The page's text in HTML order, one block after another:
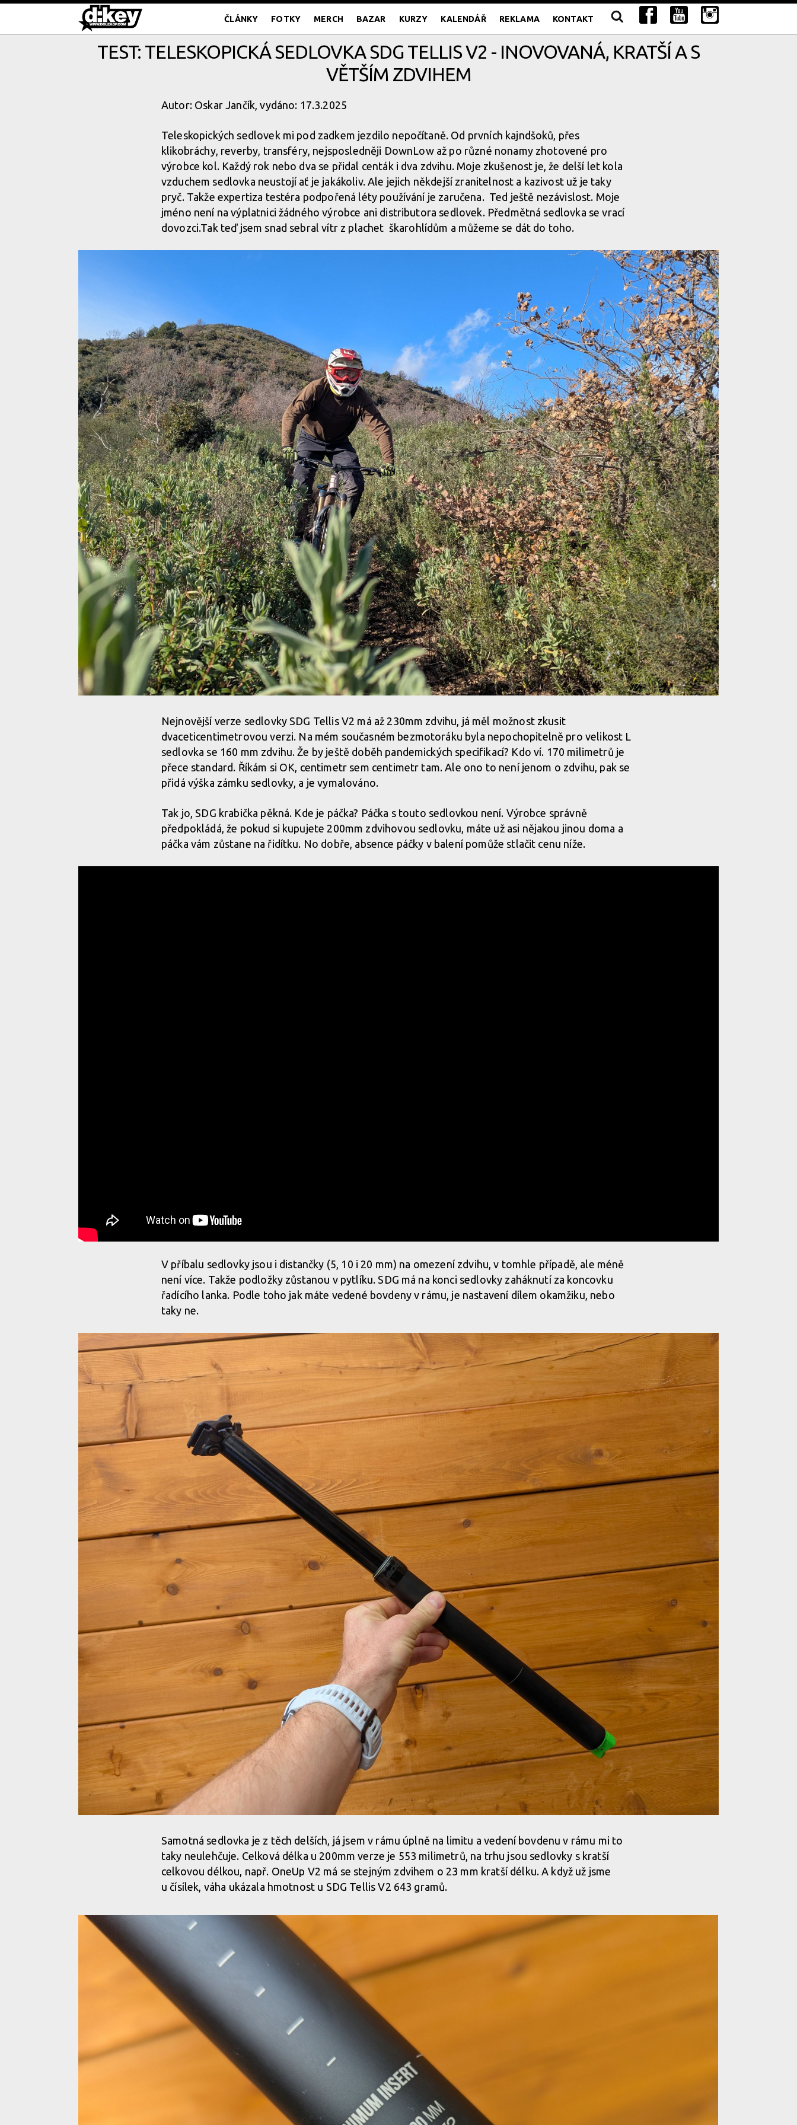
ČLÁNKY FOTKY MERCH BAZAR KURZY KALENDÁŘ REKLAMA KONTAKT
TEST: TELESKOPICKÁ SEDLOVKA SDG TELLIS V2 - INOVOVANÁ, KRATŠÍ A S
VĚTŠÍM ZDVIHEM
Autor: Oskar Jančík, vydáno: 17.3.2025
Teleskopických sedlovek mi pod zadkem jezdilo nepočítaně. Od prvních kajndšoků, přes
klikobráchy, reverby, transféry, nejsposledněji DownLow až po různé nonamy zhotovené pro
výrobce kol. Každý rok nebo dva se přidal centák i dva zdvihu. Moje zkušenost je, že delší let kola
vzduchem sedlovka neustojí ať je jakákoliv. Ale jejich někdejší zranitelnost a kazivost už je taky
pryč. Takže expertiza testéra podpořená léty používání je zaručena. Ted ještě nezávislost. Moje
jméno není na výplatnici žádného výrobce ani distributora sedlovek. Předmětná sedlovka se vrací
dovozci.Tak teď jsem snad sebral vítr z plachet škarohlídům a můžeme se dát do toho.
Nejnovější verze sedlovky SDG Tellis V2 má až 230mm zdvihu, já měl možnost zkusit
dvaceticentimetrovou verzi. Na mém současném bezmotoráku byla nepochopitelně pro velikost L
sedlovka se 160 mm zdvihu. Že by ještě doběh pandemických specifikací? Kdo ví. 170 milimetrů je
přece standard. Říkám si OK, centimetr sem centimetr tam. Ale ono to není jenom o zdvihu, pak se
přidá výška zámku sedlovky, a je vymalováno.
Tak jo, SDG krabička pěkná. Kde je páčka? Páčka s touto sedlovkou není. Výrobce správně
předpokládá, že pokud si kupujete 200mm zdvihovou sedlovku, máte už asi nějakou jinou doma a
páčka vám zůstane na řidítku. No dobře, absence páčky v balení pomůže stlačit cenu níže.
V příbalu sedlovky jsou i distančky (5, 10 i 20 mm) na omezení zdvihu, v tomhle případě, ale méně
není více. Takže podložky zůstanou v pytlíku. SDG má na konci sedlovky zaháknutí za koncovku
řadícího lanka. Podle toho jak máte vedené bovdeny v rámu, je nastavení dílem okamžiku, nebo
taky ne.
Samotná sedlovka je z těch delších, já jsem v rámu úplně na limitu a vedení bovdenu v rámu mi to
taky neulehčuje. Celková délka u 200mm verze je 553 milimetrů, na trhu jsou sedlovky s kratší
celkovou délkou, např. OneUp V2 má se stejným zdvihem o 23 mm kratší délku. A když už jsme
u čísílek, váha ukázala hmotnost u SDG Tellis V2 643 gramů.